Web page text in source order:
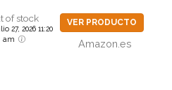
of stock
27, 2026 11:20
am
VER PRODUCTO
Amazon.es